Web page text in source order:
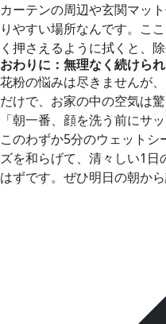
カーテンの周辺や玄関マッ
りやすい場所なんです。こ
く押さえるように拭くと、
おわりに：無理なく続けら
花粉の悩みは尽きませんが
だけで、お家の中の空気は
「朝一番、顔を洗う前にサ
このわずか5分のウェット
ズを和らげて、清々しい1
はずです。ぜひ明日の朝か